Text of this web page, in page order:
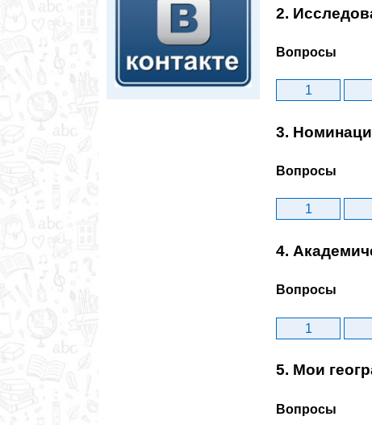
2.
Вопросы
1
3.
Вопросы
1
4.
Вопросы
1
5. Мои
Вопросы